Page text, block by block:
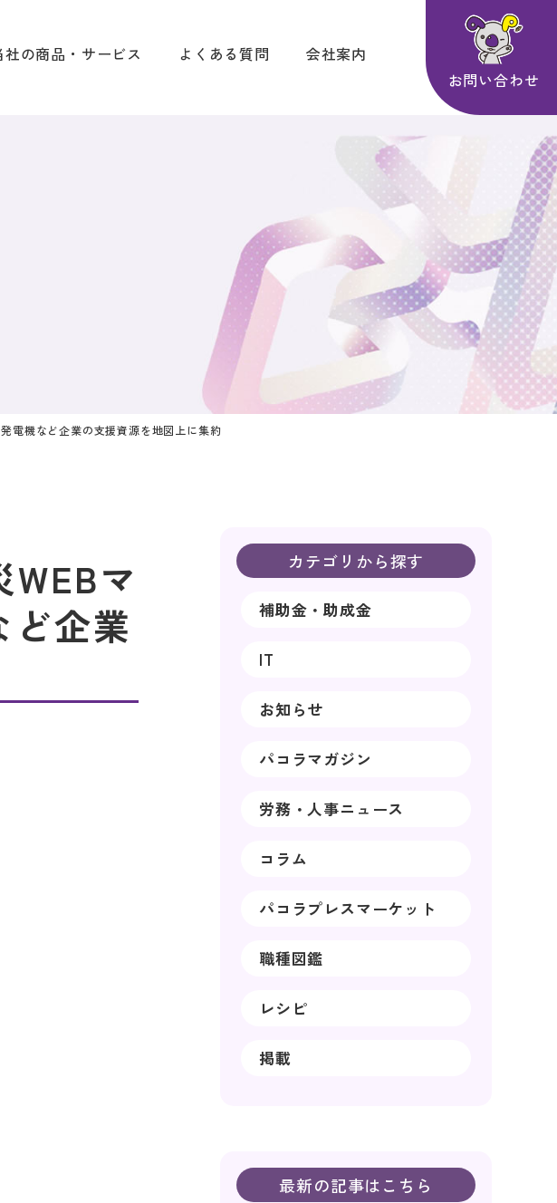
社の商品・サービス よくある質問
会社案内
お問い合わせ
電機など企業の支援資源を地図上に集約
マ
ど企業
カテゴリから探す
補助金・助成金
IT
お知らせ
パコラマガジン
労務・人事ニュース
コラム
パコラプレスマーケット
職種図鑑
レシピ
掲載
最新の記事はこちら